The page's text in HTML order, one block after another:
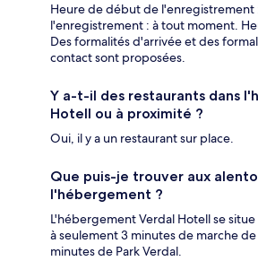
Heure de début de l'enregistrement
l'enregistrement : à tout moment.
Des formalités d'arrivée et des
contact sont proposées.
Y a-t-il des restaurants dans
Hotell ou à proximité ?
Oui, il y a un restaurant sur place.
Que puis-je trouver aux
l'hébergement ?
L'hébergement Verdal Hotell se
à seulement 3 minutes de marche de
minutes de Park Verdal.